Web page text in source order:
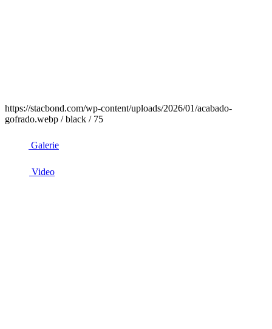
https://stacbond.com/wp-content/uploads/2026/01/acabado-
gofrado.webp / black / 75
Galerie
Video